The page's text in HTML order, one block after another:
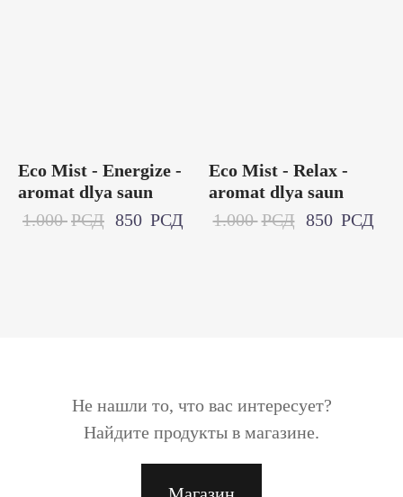
Eco Mist - Energize -
aromat dlya saun
1.000РСД 850 РСД
Eco Mist - Relax -
aromat dlya saun
1.000РСД 850 РСД
Не нашли то, что вас интересует?
Найдите продукты в магазине.